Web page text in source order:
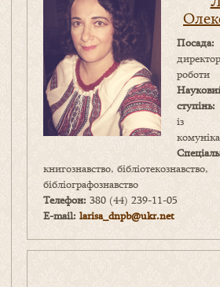
Посада:
роботи
ступінь:
із
книгознавство, бібліотекознавство,
бібліографознавство
Телефон: 380 (44) 239-11-05
E-mail: larisa_dnpb@ukr.net